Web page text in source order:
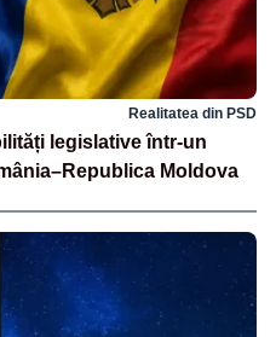
Realitatea din PSD
legislative într-un
Moldova